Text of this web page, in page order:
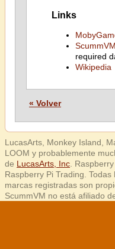
Links
required
Wikipedia
« Volver
LucasArts, Monkey Island,
LOOM y probablemente
de LucasArts, Inc .
Raspberry Pi Trading.
marcas registradas son
ScummVM no está afiliado